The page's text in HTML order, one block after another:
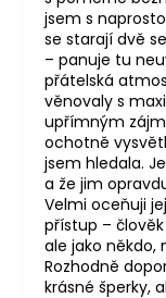
jsem s
se starají dvě
– panuje tu
přátelská
věnovaly s
upřímným
ochotně
jsem hledala.
a že jim
Velmi oceňuji
přístup –
ale jako někdo,
Rozhodně
krásné šperky,